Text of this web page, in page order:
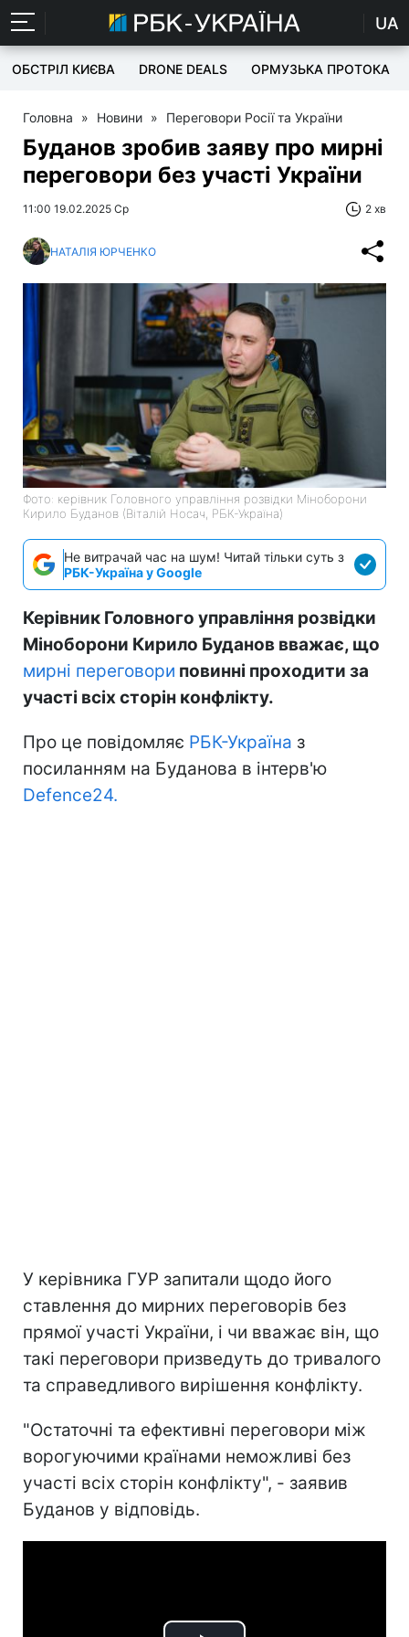
UA
ОБСТРІЛ КИЄВА DRONE DEALS ОРМУЗЬКА ПРОТОКА
Головна » Новини » Переговори Росії та України
Буданов зробив заяву про мирні
переговори без участі України
11:00 19.02.2025 Ср 2 хв
НАТАЛІЯ ЮРЧЕНКО
Фото: керівник Головного управління розвідки Міноборони
Кирило Буданов (Віталій Носач, РБК-Україна)
Не витрачай час на шум! Читай тільки суть з
РБК-Україна у Google
Керівник Головного управління розвідки
Міноборони Кирило Буданов вважає, що
мирні переговори повинні проходити за
участі всіх сторін конфлікту.
Про це повідомляє РБК-Україна з
посиланням на Буданова в інтерв'ю
Defence24.
У керівника ГУР запитали щодо його
ставлення до мирних переговорів без
прямої участі України, і чи вважає він, що
такі переговори призведуть до тривалого
та справедливого вирішення конфлікту.
"Остаточні та ефективні переговори між
ворогуючими країнами неможливі без
участі всіх сторін конфлікту", - заявив
Буданов у відповідь.